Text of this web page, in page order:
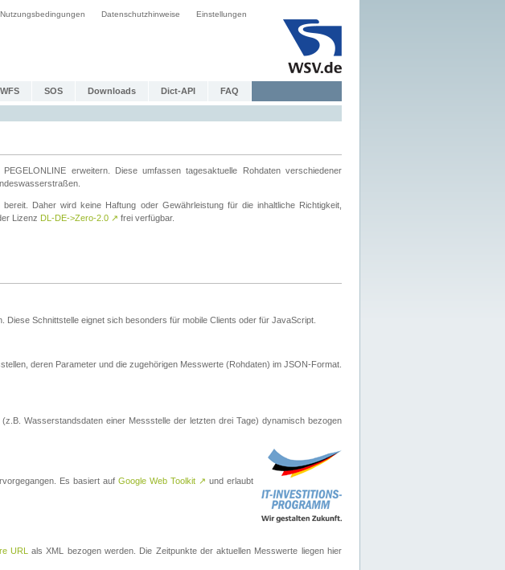
Nutzungsbedingungen Datenschutzhinweise Einstellungen
WFS SOS Downloads Dict-API FAQ
erweitern. Diese umfassen tagesaktuelle Rohdaten verschiedener
Daher wird keine Haftung oder Gewährleistung für die inhaltliche Richtigkeit,
Lizenz DL-DE->Zero-2.0 ↗ frei verfügbar.
Schnittstelle eignet sich besonders für mobile Clients oder für JavaScript.
deren Parameter und die zugehörigen Messwerte (Rohdaten) im JSON-Format.
Wasserstandsdaten einer Messstelle der letzten drei Tage) dynamisch bezogen
Es basiert auf Google Web Toolkit ↗ und erlaubt
URL
als XML bezogen werden. Die Zeitpunkte der aktuellen Messwerte liegen hier